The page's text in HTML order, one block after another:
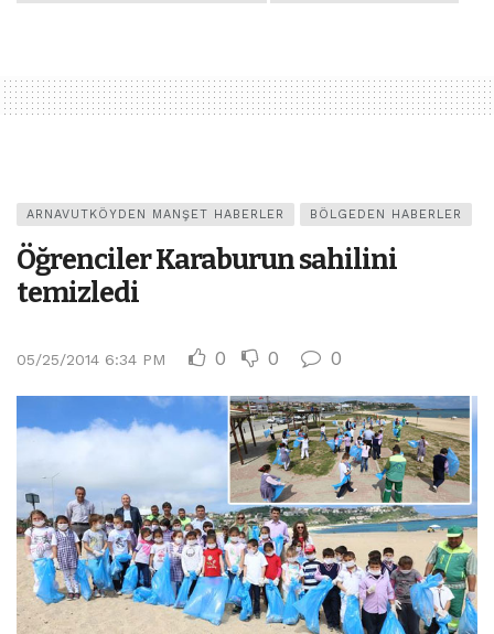
ARNAVUTKÖYDEN MANŞET HABERLER BÖLGEDEN HABERLER
Öğrenciler Karaburun sahilini
temizledi
05/25/2014 6:34 PM 0 0 0